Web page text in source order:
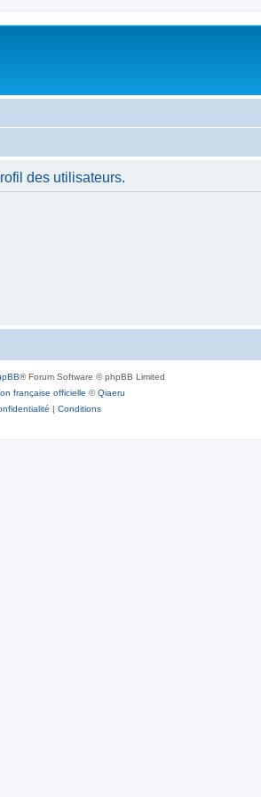
des utilisateurs.
® Forum Software © phpBB Limited
française officielle ©Qiaeru
| Conditions